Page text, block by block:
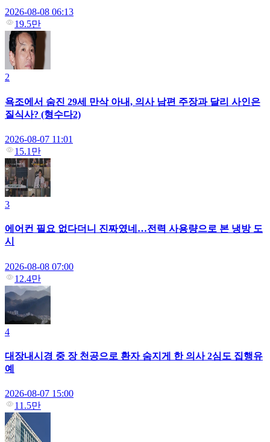
2026-08-08 06:13
19.5만
2
욕조에서 숨진 29세 만삭 아내, 의사 남편 주장과 달리 사인은
질식사? (형수다2)
2026-08-07 11:01
15.1만
3
에어컨 필요 없다더니 진짜였네…전력 사용량으로 본 냉방 도
시
2026-08-08 07:00
12.4만
4
대장내시경 중 장 천공으로 환자 숨지게 한 의사 2심도 집행유
예
2026-08-07 15:00
11.5만